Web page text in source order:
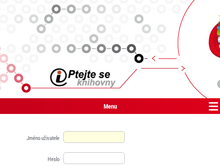
Menu
Jméno uživatele
Heslo